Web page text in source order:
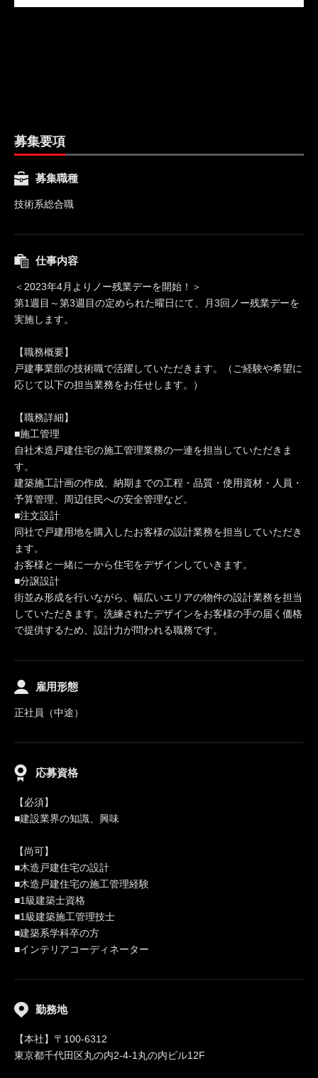
募集要項
募集職種
技術系総合職
仕事内容
＜2023年4月よりノー残業デーを開始！＞
第1週目～第3週目の定められた曜日にて、月3回ノー残業デーを
実施します。
【職務概要】
戸建事業部の技術職で活躍していただきます。（ご経験や希望に
応じて以下の担当業務をお任せします。）
【職務詳細】
■施工管理
自社木造戸建住宅の施工管理業務の一連を担当していただきま
す。
建築施工計画の作成、納期までの工程・品質・使用資材・人員・
予算管理、周辺住民への安全管理など。
■注文設計
同社で戸建用地を購入したお客様の設計業務を担当していただき
ます。
お客様と一緒に一から住宅をデザインしていきます。
■分譲設計
街並み形成を行いながら、幅広いエリアの物件の設計業務を担当
していただきます。洗練されたデザインをお客様の手の届く価格
で提供するため、設計力が問われる職務です。
雇用形態
正社員（中途）
応募資格
【必須】
■建設業界の知識、興味
【尚可】
■木造戸建住宅の設計
■木造戸建住宅の施工管理経験
■1級建築士資格
■1級建築施工管理技士
■建築系学科卒の方
■インテリアコーディネーター
勤務地
【本社】〒100-6312
東京都千代田区丸の内2-4-1丸の内ビル12F